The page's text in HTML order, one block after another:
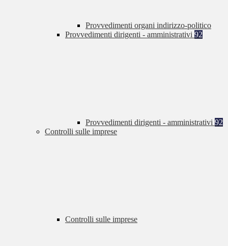
Provvedimenti organi indirizzo-politico
Provvedimenti dirigenti - amministrativi 92
Provvedimenti dirigenti - amministrativi 92
Controlli sulle imprese
Controlli sulle imprese